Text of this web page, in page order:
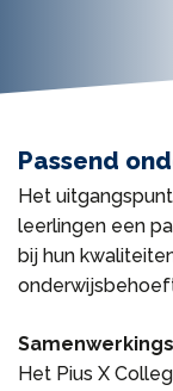
Passend
Het
leerlingen een
bij hun
Het Pius X